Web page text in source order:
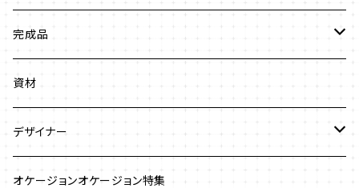
ビーズステッチ
ネックレス
ストラップ
ジュエリークロッシェ
クロッシェ
ワイヤーワーク
完成品
ネックレス
ブレスレット
ピアス
資材
デザイナー
澤田美子
オケージョンオケージョン特集